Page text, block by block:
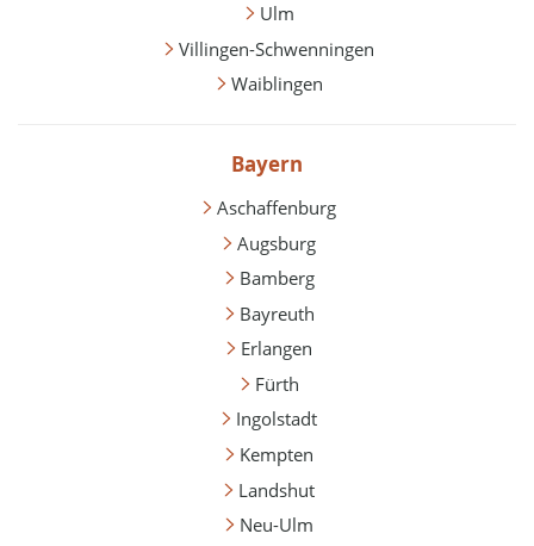
Ulm
Villingen-Schwenningen
Waiblingen
Bayern
Aschaffenburg
Augsburg
Bamberg
Bayreuth
Erlangen
Fürth
Ingolstadt
Kempten
Landshut
Neu-Ulm